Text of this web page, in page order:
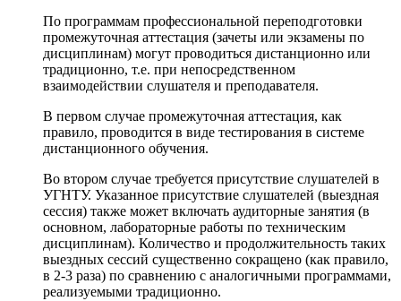
По программам профессиональной переподготовки
промежуточная аттестация (зачеты или экзамены по
дисциплинам) могут проводиться дистанционно или
традиционно, т.е. при непосредственном
взаимодействии слушателя и преподавателя.
В первом случае промежуточная аттестация, как
правило, проводится в виде тестирования в системе
дистанционного обучения.
Во втором случае требуется присутствие слушателей в
УГНТУ. Указанное присутствие слушателей (выездная
сессия) также может включать аудиторные занятия (в
основном, лабораторные работы по техническим
дисциплинам). Количество и продолжительность таких
выездных сессий существенно сокращено (как правило,
в 2-3 раза) по сравнению с аналогичными программами,
реализуемыми традиционно.